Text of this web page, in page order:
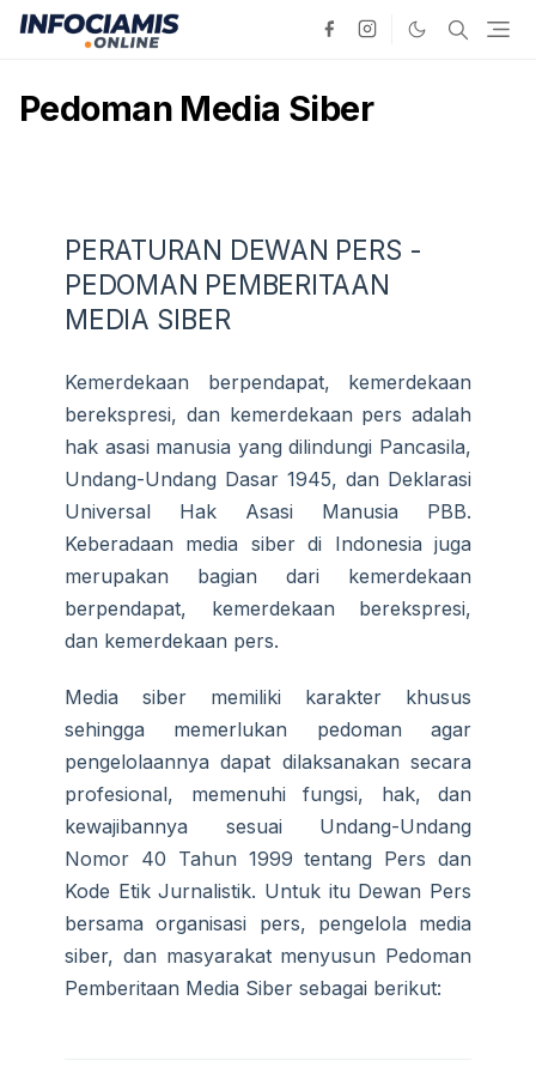
Pedoman Media Siber
PERATURAN DEWAN PERS -
PEDOMAN PEMBERITAAN
MEDIA SIBER
Kemerdekaan berpendapat, kemerdekaan
berekspresi, dan kemerdekaan pers adalah
hak asasi manusia yang dilindungi Pancasila,
Undang-Undang Dasar 1945, dan Deklarasi
Universal Hak Asasi Manusia PBB.
Keberadaan media siber di Indonesia juga
merupakan bagian dari kemerdekaan
berpendapat, kemerdekaan berekspresi,
dan kemerdekaan pers.
Media siber memiliki karakter khusus
sehingga memerlukan pedoman agar
pengelolaannya dapat dilaksanakan secara
profesional, memenuhi fungsi, hak, dan
kewajibannya sesuai Undang-Undang
Nomor 40 Tahun 1999 tentang Pers dan
Kode Etik Jurnalistik. Untuk itu Dewan Pers
bersama organisasi pers, pengelola media
siber, dan masyarakat menyusun Pedoman
Pemberitaan Media Siber sebagai berikut: